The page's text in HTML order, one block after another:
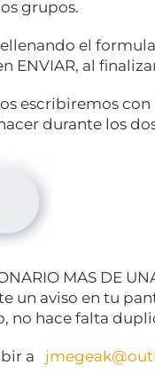
grupos.
el
ENVIAR, al
escribiremos
durante los
MAS DE
un aviso en tu
no hace falta
a